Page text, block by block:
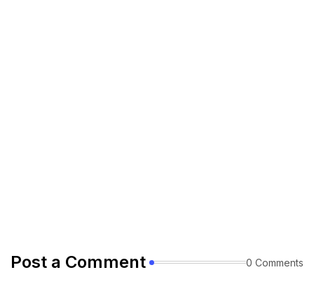
Post a Comment 0 Comments